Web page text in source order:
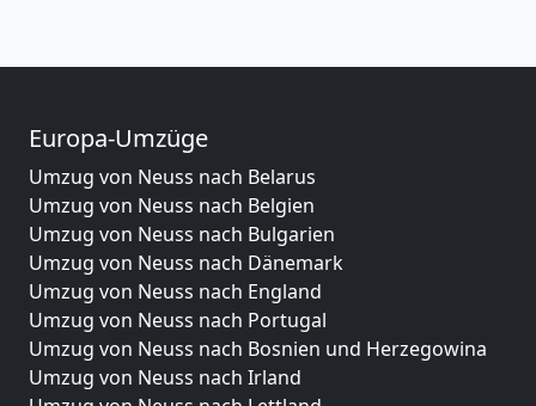
Europa-Umzüge
Umzug von Neuss nach Belarus
Umzug von Neuss nach Belgien
Umzug von Neuss nach Bulgarien
Umzug von Neuss nach Dänemark
Umzug von Neuss nach England
Umzug von Neuss nach Portugal
Umzug von Neuss nach Bosnien und Herzegowina
Umzug von Neuss nach Irland